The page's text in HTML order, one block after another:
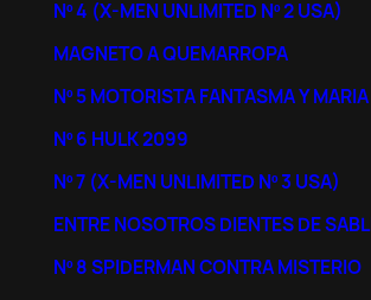
Nº 4 (X-MEN UNLIMITED Nº 2 USA)
MAGNETO A QUEMARROPA
Nº 5 MOTORISTA FANTASMA Y
Nº 6 HULK 2099
Nº 7 (X-MEN UNLIMITED Nº 3 USA)
ENTRE NOSOTROS DIENTES DE
Nº 8 SPIDERMAN CONTRA MISTERIO